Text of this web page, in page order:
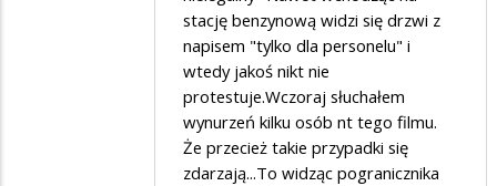
stację benzynową widzi się drzwi z
napisem "tylko dla personelu" i
wtedy jakoś nikt nie
protestuje.Wczoraj słuchałem
wynurzeń kilku osób nt tego filmu.
Że przecież takie przypadki się
zdarzają...To widząc pogranicznika